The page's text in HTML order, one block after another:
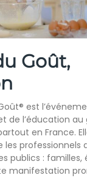
Goût,
est
de l’éducation au
en France.
professionnels
publics : familles,
manifestation